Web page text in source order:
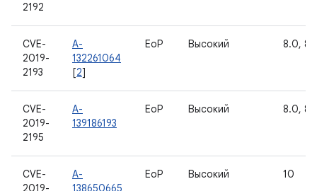
2192
CVE-
2019-
2193
A-
132261064
[2]
EoP Высокий 8.0,
CVE-
2019-
2195
A-
139186193
EoP Высокий 8.0,
CVE-
2019-
A-
138650665
EoP Высокий 10